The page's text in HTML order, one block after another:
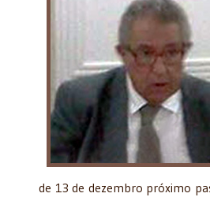
de 13 de dezembro próximo